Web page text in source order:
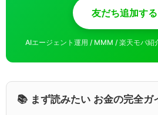
友だち追加す
AIエージェント運用 / MMM / 楽天モバ紹
📚 まず読みたい お金の完全ガ